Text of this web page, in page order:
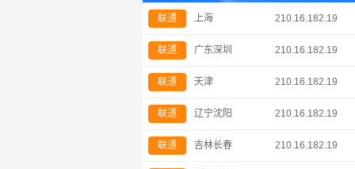
联通 上海 210.16.182.19
联通 广东深圳 210.16.182.19
联通 天津 210.16.182.19
联通 辽宁沈阳 210.16.182.19
联通 吉林长春 210.16.182.19